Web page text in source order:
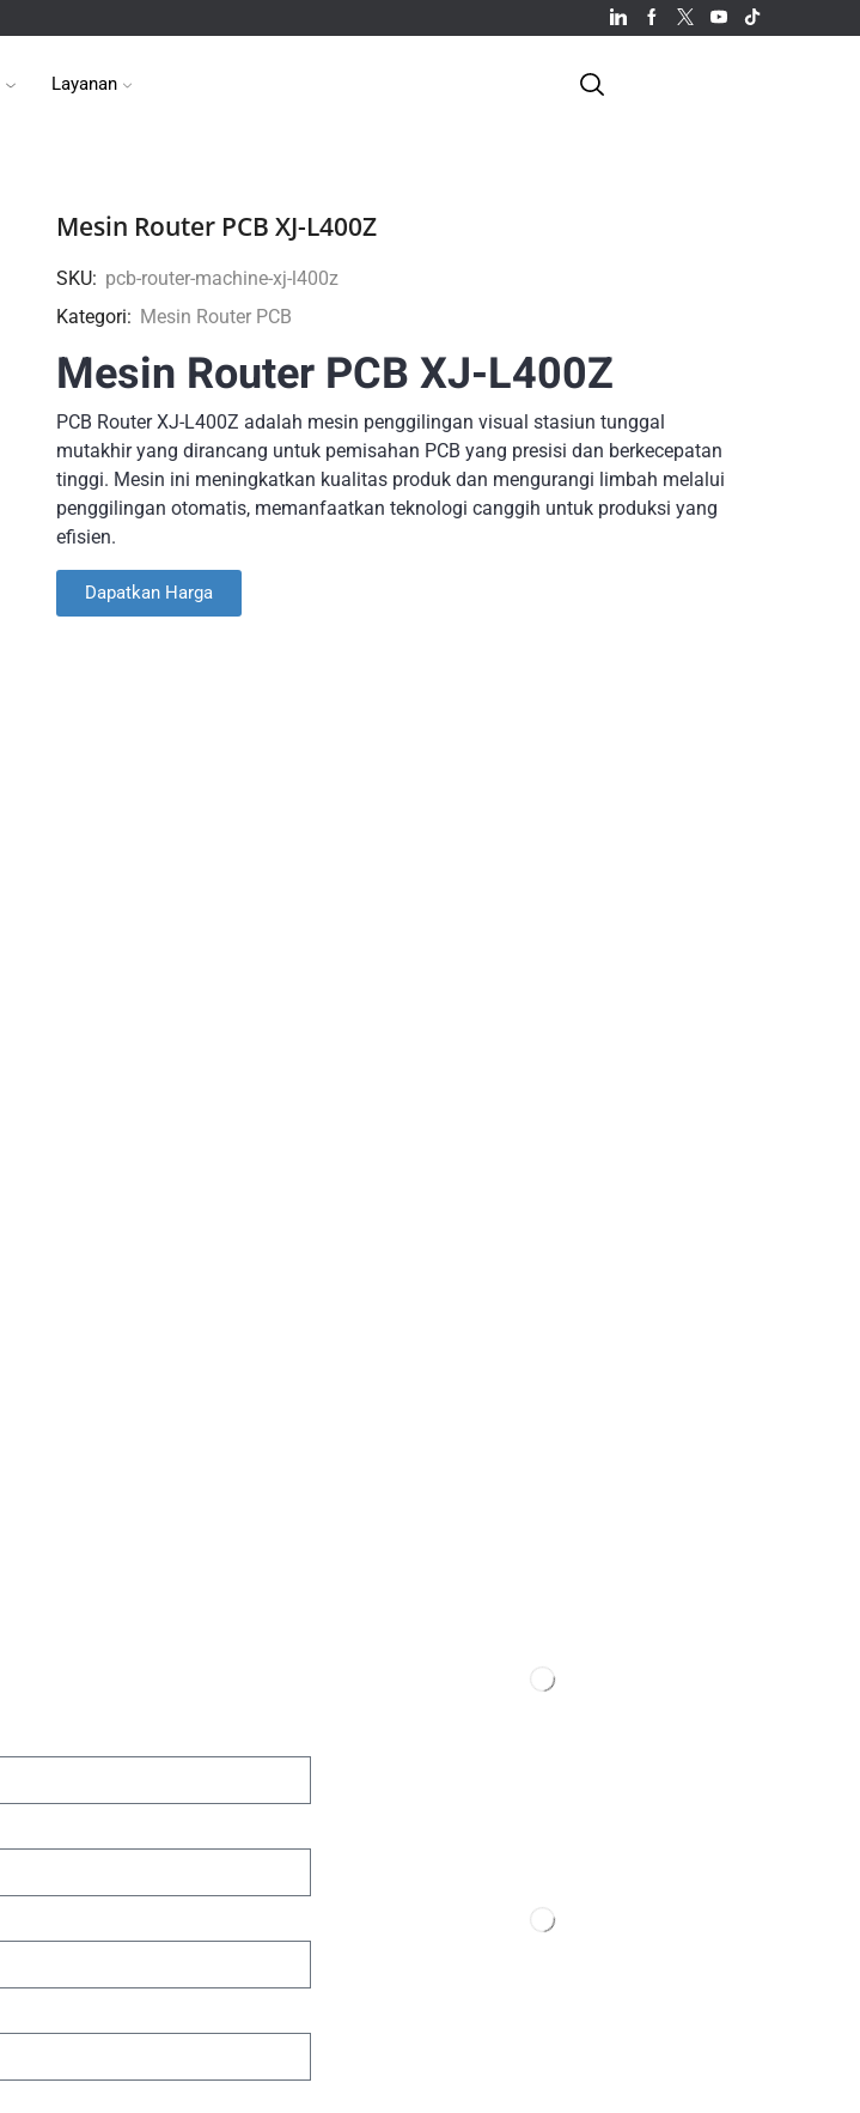
Layanan
Mesin Router PCB XJ-L400Z
SKU: pcb-router-machine-xj-l400z
Kategori: Mesin Router PCB
Mesin Router PCB XJ-L400Z
PCB Router XJ-L400Z adalah mesin penggilingan visual stasiun tunggal
mutakhir yang dirancang untuk pemisahan PCB yang presisi dan berkecepatan
tinggi. Mesin ini meningkatkan kualitas produk dan mengurangi limbah melalui
penggilingan otomatis, memanfaatkan teknologi canggih untuk produksi yang
efisien.
Dapatkan Harga